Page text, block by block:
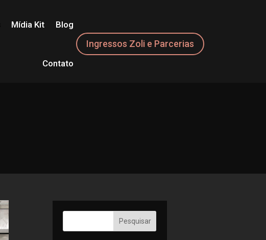
Mídia Kit Blog
Contato
Ingressos Zoli e Parcerias
Pesquisar